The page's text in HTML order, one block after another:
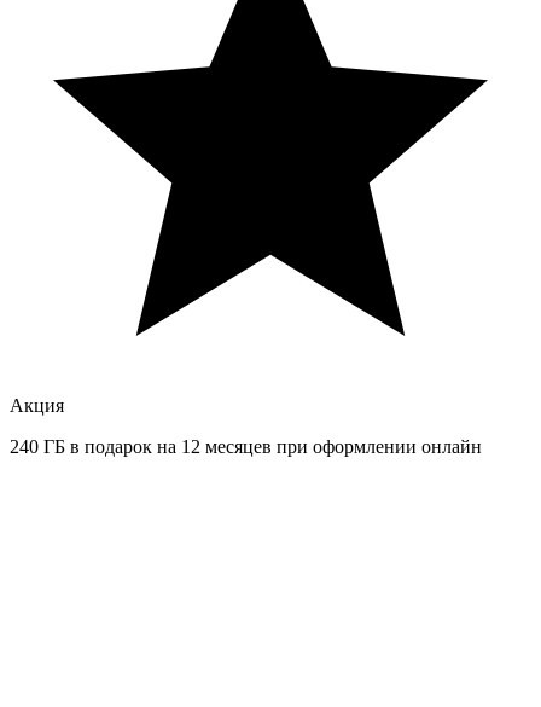
Акция
240 ГБ в подарок на 12 месяцев при оформлении онлайн